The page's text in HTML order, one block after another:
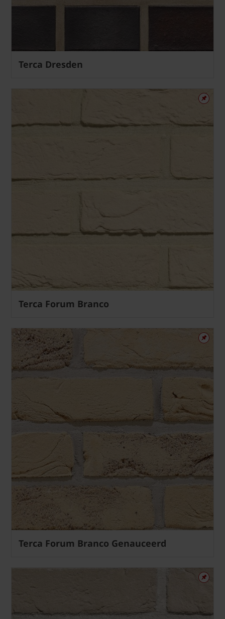
Terca Dresden
Terca Forum Branco
Terca Forum Branco Genauceerd